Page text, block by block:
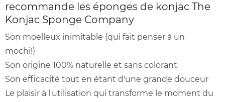
recommande les éponges de konjac The
Konjac Sponge Company
Son moelleux inimitable (qui fait penser à un
mochi!)
Son origine 100% naturelle et sans colorant
Son efficacité tout en étant d'une grande douceur
Le plaisir à l'utilisation qui transforme le moment du